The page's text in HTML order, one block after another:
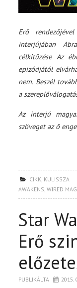
Erő
interjújában
célkitűzése Az
epizódjától
nem. Beszél
a
Az interjú
szöveget az ő
CIKK KULISSZA
AWAKENS ,WIRED
Star
Erő
PUBLIKÁLTA 2015.